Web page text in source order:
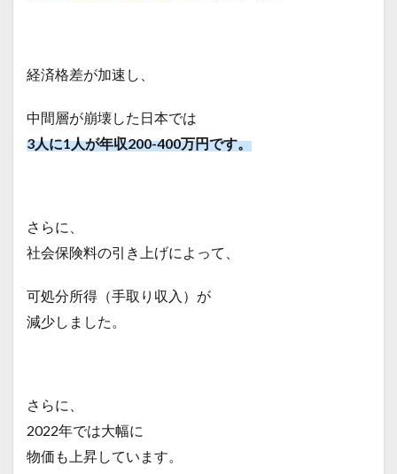
経済格差が加速し、
中間層が崩壊した日本では
3人に1人が年収200-400万円です。
さらに、
社会保険料の引き上げによって、
可処分所得（手取り収入）が
減少しました。
さらに、
2022年では大幅に
物価も上昇しています。